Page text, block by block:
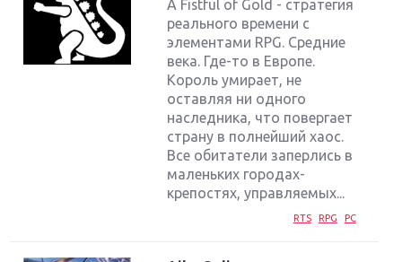
A Fistful of Gold - стратегия
реального времени с
элементами RPG. Средние
века. Где-то в Европе.
Король умирает, не
оставляя ни одного
наследника, что повергает
страну в полнейший хаос.
Все обитатели заперлись в
маленьких городах-
крепостях, управляемых...
RTS RPG PC